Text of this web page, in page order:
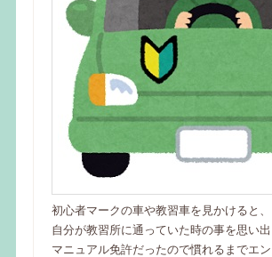
初心者マークの車や教習車を見かけると、
自分が教習所に通っていた時の事を思い出
マニュアル免許だったので慣れるまでエ